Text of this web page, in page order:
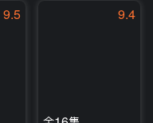
9.5 9.4